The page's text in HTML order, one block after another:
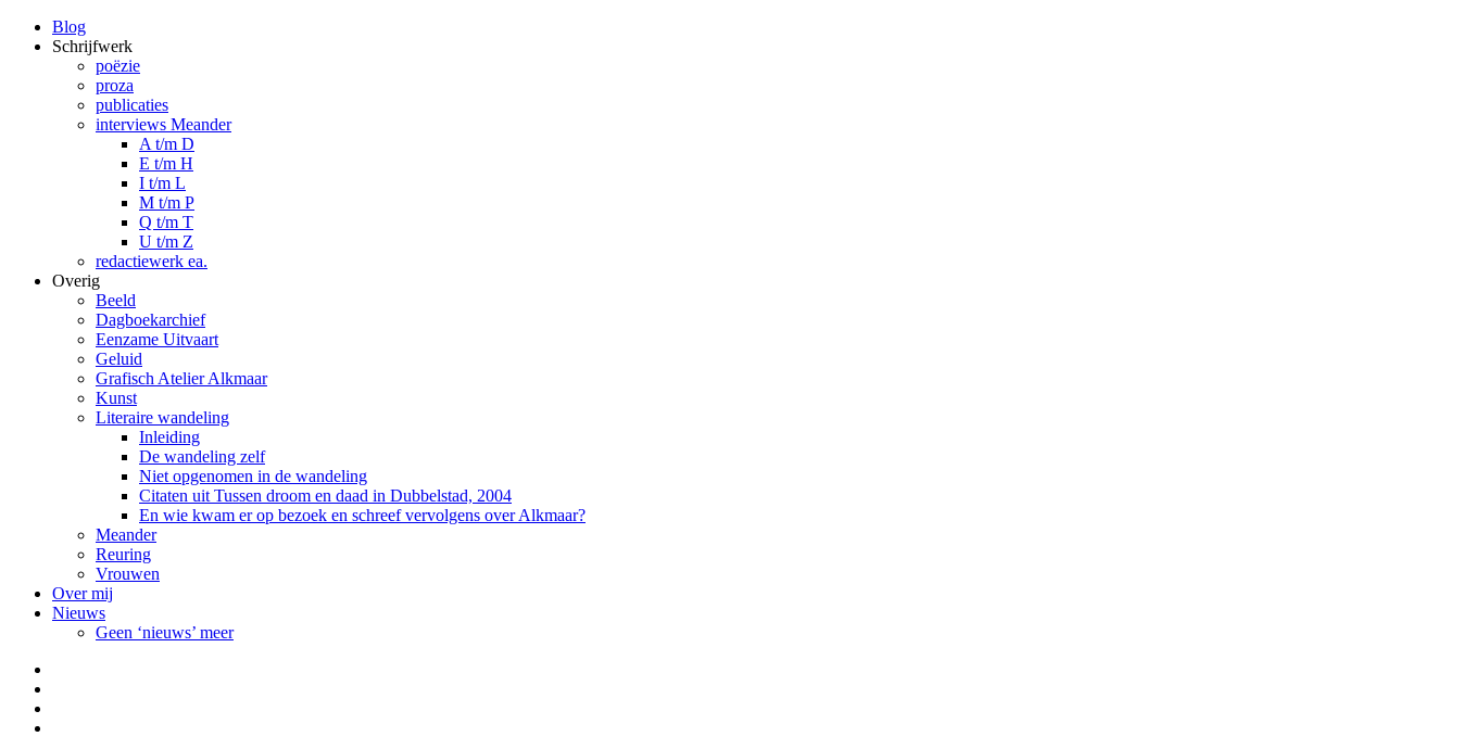
Blog
Schrijfwerk
poëzie
proza
publicaties
interviews Meander
A t/m D
E t/m H
I t/m L
M t/m P
Q t/m T
U t/m Z
redactiewerk ea.
Overig
Beeld
Dagboekarchief
Eenzame Uitvaart
Geluid
Grafisch Atelier Alkmaar
Kunst
Literaire wandeling
Inleiding
De wandeling zelf
Niet opgenomen in de wandeling
Citaten uit Tussen droom en daad in Dubbelstad, 2004
En wie kwam er op bezoek en schreef vervolgens over Alkmaar?
Meander
Reuring
Vrouwen
Over mij
Nieuws
Geen ‘nieuws’ meer